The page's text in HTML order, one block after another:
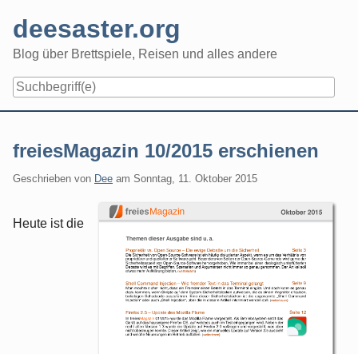
content
deesaster.org
Blog über Brettspiele, Reisen und alles andere
freiesMagazin 10/2015 erschienen
Geschrieben von Dee am Sonntag, 11. Oktober 2015
Heute ist die